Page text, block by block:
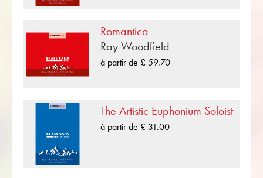
concert, toutes les partitions peuvent être
affichées en un clic sur Compositions originales
dans le Niveau de difficulté C (moyen) .
par Musikverlag Obrasso. À côté de Ray
Woodfield plus de 100 compositeurs et
arrangeurs travaillent pour la maison d'édition
musicale suisse. En plus de la partition pour
Romantica
Ray Woodfield
à partir de £ 59.70
The Artistic Euphonium Soloist
à partir de £ 31.00